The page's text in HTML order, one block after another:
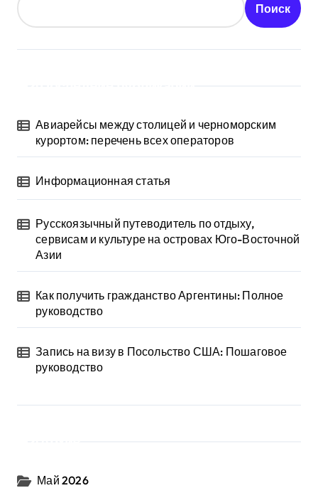
Поиск
Авиарейсы между столицей и черноморским
курортом: перечень всех операторов
Информационная статья
Русскоязычный путеводитель по отдыху,
сервисам и культуре на островах Юго-Восточной
Азии
Как получить гражданство Аргентины: Полное
руководство
Запись на визу в Посольство США: Пошаговое
руководство
Май 2026